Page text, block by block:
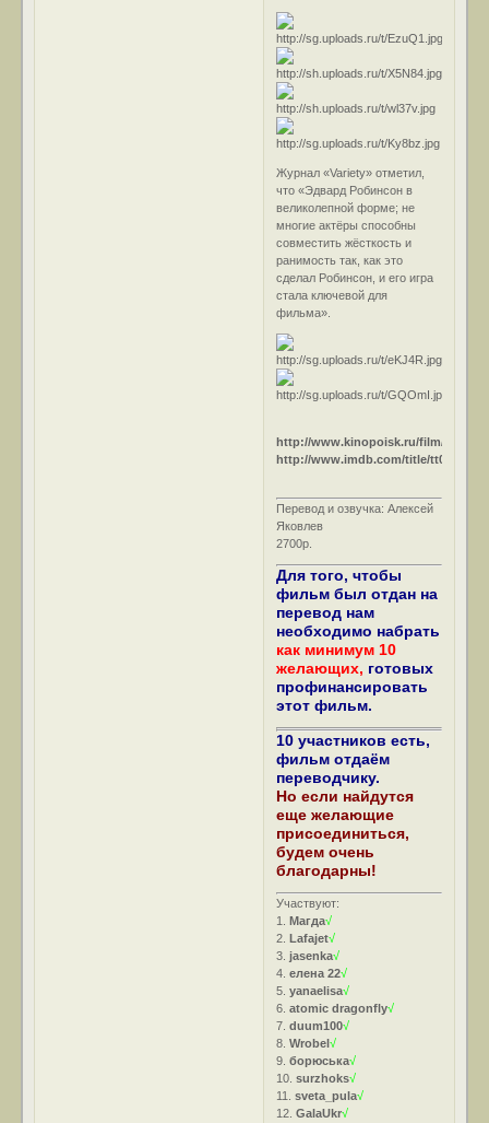
Журнал «Variety» отметил,
что «Эдвард Робинсон в
великолепной форме; не
многие актёры способны
совместить жёсткость и
ранимость так, как это
сделал Робинсон, и его игра
стала ключевой для
фильма».
http://www.kinopoisk.ru/film/12668/
http://www.imdb.com/title/tt0039757/
Перевод и озвучка: Алексей
Яковлев
2700р.
Для того, чтобы
фильм был отдан на
перевод нам
необходимо набрать
как минимум 10
желающих, готовых
профинансировать
этот фильм.
10 участников есть,
фильм отдаём
переводчику.
Но если найдутся
еще желающие
присоединиться,
будем очень
благодарны!
Участвуют:
1.Магда√
2.Lafajet√
3.jasenka√
4.елена 22√
5.yanaelisa√
6.atomic dragonfly√
7.duum100√
8.Wrobel√
9.борюська√
10.surzhoks√
11.sveta_pula√
12.GalaUkr√